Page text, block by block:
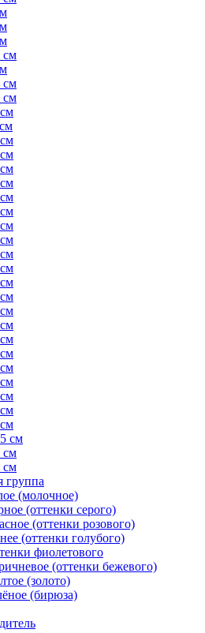
см
см
см
см
см
см
группа
(молочное)
(оттенки серого)
(оттенки розового)
(оттенки голубого)
фиолетового
(оттенки бежевого)
(золото)
(бирюза)